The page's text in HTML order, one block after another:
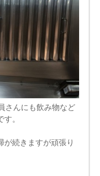
んにも飲み物など
。
が続きますが頑張り